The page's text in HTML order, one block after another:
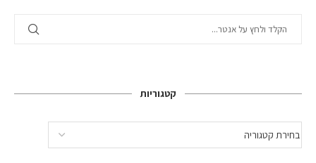
קטגוריות